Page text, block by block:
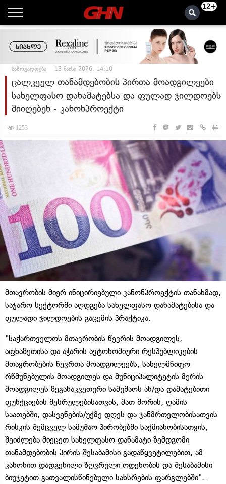
12+
საზოგადოება 13 მაისი 2026, 14:10
ცალკეულ თანამდებობის პირთა მოადგილეები
სახელფასო დანამატებსა და ფულად ჯილდოებს
მიიღებენ - კანონპროექტი
1253
მთავრობის მიერ ინიცირიებული კანონპროექტის თანახმად,
საჯარო სექტორში აღდგება სახელფასო დანამატებისა და
ფულადი ჯილდოების გაცემის პრაქტიკა.
"საქართველოს მთავრობის წევრის მოადგილეს,
აფხაზეთისა და აჭარის ავტონომიური რესპუბლიკების
მთავრობების წევრთა მოადგილეებს, სახელმწიფო
რწმუნებულის მოადგილეს და მუნიციპალიტეტის მერის
მოადგილეს ზეგანაკვეთური სამუშაოს ან/და დამატებითი
ფუნქციების შესრულებისათვის, მათ შორის, ღამის
საათებში, დასვენების/უქმე დღეს და ჯანმრთელობისათვის
რისკის შემცველ სამუშაო პირობებში საქმიანობისათვის,
შეიძლება მიეცეთ სახელფასო დანამატი ზემდგომი
თანამდებობის პირის შესაბამისი გადაწყვეტილებით, ამ
კანონით დადგენილი ზღვრული ოდენობის და შესაბამისი
ბიუჯეტით გათვალისწინებული სახსრების ფარგლებში". -